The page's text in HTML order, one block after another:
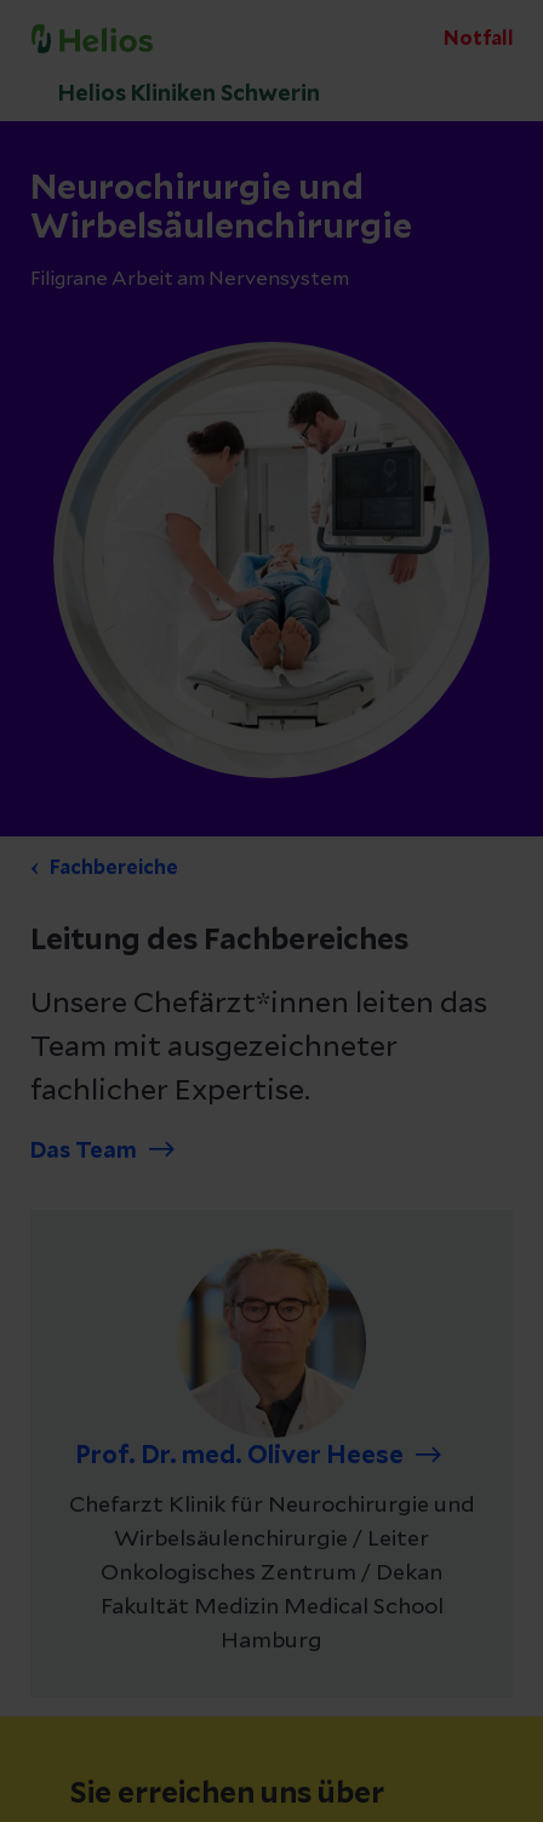
Notfall
Helios Kliniken Schwerin
Neurochirurgie und
Wirbelsäulenchirurgie
Filigrane Arbeit am Nervensystem
Fachbereiche
Leitung des Fachbereiches
Unsere Chefärzt*innen leiten das
Team mit ausgezeichneter
fachlicher Expertise.
Das Team
Prof. Dr. med. Oliver Heese
Chefarzt Klinik für Neurochirurgie und
Wirbelsäulenchirurgie / Leiter
Onkologisches Zentrum / Dekan
Fakultät Medizin Medical School
Hamburg
Sie erreichen uns über